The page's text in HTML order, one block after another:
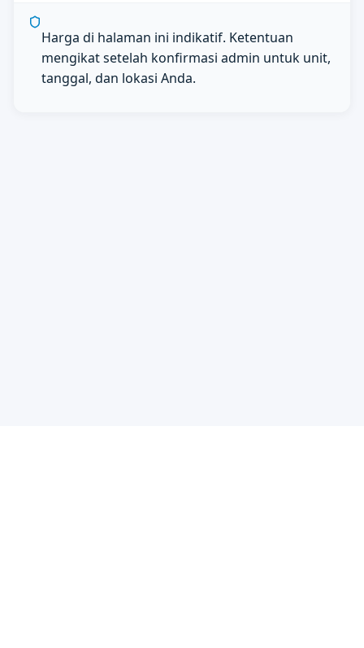
Harga di halaman ini indikatif. Ketentuan
mengikat setelah konfirmasi admin untuk unit,
tanggal, dan lokasi Anda.